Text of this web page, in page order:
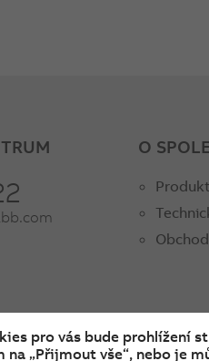
O
pro vás bude prohlížení
na „Přijmout vše“, nebo je